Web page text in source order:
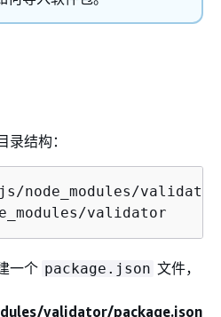
结构：
node_modules/validator
validator
一个 package.json 文件，
validator/package.json